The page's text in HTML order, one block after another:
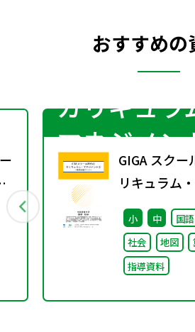
おすすめの
カリキュラ
マネジメン
GIGA スクー
リキュラム
ト③〜教育活
小 中 国語
社会
地図
指導資料